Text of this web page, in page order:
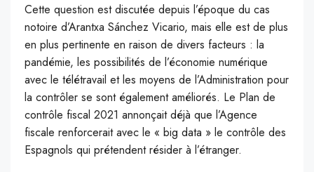
Cette question est discutée depuis l’époque du cas
notoire d’Arantxa Sánchez Vicario, mais elle est de plus
en plus pertinente en raison de divers facteurs : la
pandémie, les possibilités de l’économie numérique
avec le télétravail et les moyens de l’Administration pour
la contrôler se sont également améliorés. Le Plan de
contrôle fiscal 2021 annonçait déjà que l’Agence
fiscale renforcerait avec le « big data » le contrôle des
Espagnols qui prétendent résider à l’étranger.